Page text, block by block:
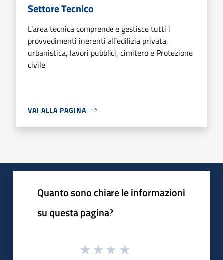
Settore Tecnico
L'area tecnica comprende e gestisce tutti i
provvedimenti inerenti all’edilizia privata,
urbanistica, lavori pubblici, cimitero e Protezione
civile
VAI ALLA PAGINA
Quanto sono chiare le informazioni
su questa pagina?